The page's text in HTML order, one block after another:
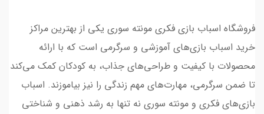
فروشگاه اسباب بازی فکری مونته سوری یکی از بهترین مراکز
خرید اسباب بازی‌های آموزشی و سرگرمی است که با ارائه
محصولات با کیفیت و طراحی‌های جذاب، به کودکان کمک می‌کند
تا ضمن سرگرمی، مهارت‌های مهم زندگی را نیز بیاموزند. اسباب
بازی‌های فکری و مونته سوری نه تنها به رشد ذهنی و شناختی